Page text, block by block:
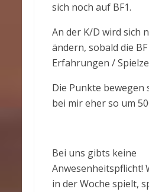
sich noch auf BF1.
An der K/D wird sich
ändern, sobald die BF
Erfahrungen /
Die Punkte bewegen
bei mir eher so um
Bei uns gibts keine
Anwesenheitspflicht!
in der Woche spielt,